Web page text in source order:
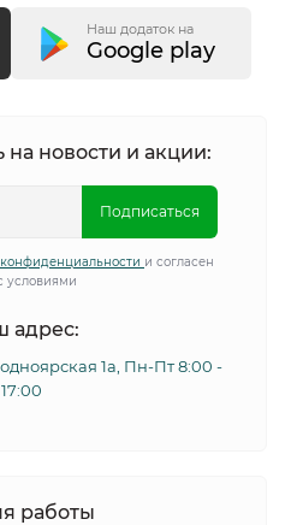
Наш додаток на
Google play
новости и акции:
Подписаться
и согласен
условиями
адрес:
1а, Пн-Пт 8:00 -
17:00
работы